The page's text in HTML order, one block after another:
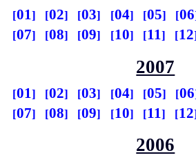
01 02 03 04 05
06
07
08 09 10 11 12
2007
01 02 03 04 05
06
07
08 09 10 11 12
2006